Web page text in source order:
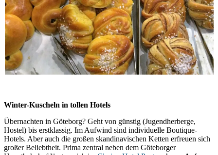
Winter-Kuscheln in tollen Hotels
Übernachten in Göteborg? Geht von günstig (Jugendherberge,
Hostel) bis erstklassig. Im Aufwind sind individuelle Boutique-
Hotels. Aber auch die großen skandinavischen Ketten erfreuen sich
großer Beliebtheit. Prima zentral neben dem Göteborger